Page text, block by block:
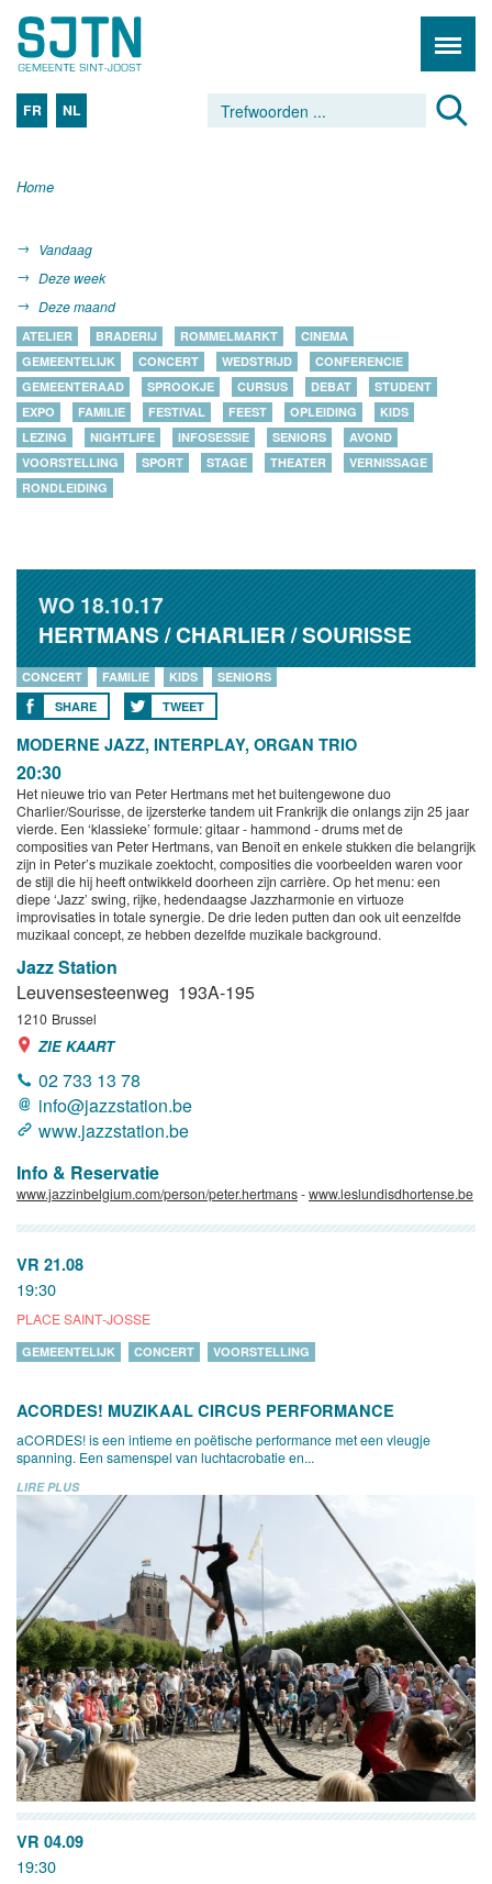
FR NL
Home
Vandaag
Deze week
Deze maand
ATELIER BRADERIJ ROMMELMARKT
CINEMA
GEMEENTELIJK
CONCERT WEDSTRIJD
CONFERENCIE
GEMEENTERAAD
SPROOKJE CURSUS DEBAT
STUDENT
EXPO
FAMILIE FESTIVAL FEEST OPLEIDING
KIDS
LEZING
NIGHTLIFE INFOSESSIE SENIORS
AVOND
VOORSTELLING
SPORT STAGE THEATER
VERNISSAGE
RONDLEIDING
WO18.10.17
HERTMANS / CHARLIER / SOURISSE
CONCERT FAMILIE KIDS
SENIORS
SHARE
TWEET
MODERNE JAZZ, INTERPLAY, ORGAN TRIO
20:30
Het nieuwe trio van Peter Hertmans met het buitengewone duo
Charlier/Sourisse, de ijzersterke tandem uit Frankrijk die onlangs zijn 25 jaar
vierde. Een ‘klassieke’ formule: gitaar - hammond - drums met de
composities van Peter Hertmans, van Benoît en enkele stukken die belangrijk
zijn in Peter’s muzikale zoektocht, composities die voorbeelden waren voor
de stijl die hij heeft ontwikkeld doorheen zijn carrière. Op het menu: een
diepe ‘Jazz’ swing, rijke, hedendaagse Jazzharmonie en virtuoze
improvisaties in totale synergie. De drie leden putten dan ook uit eenzelfde
muzikaal concept, ze hebben dezelfde muzikale background.
Jazz Station
Leuvensesteenweg 193A-195
1210 Brussel
ZIE KAART
02 733 13 78
info@jazzstation.be
www.jazzstation.be
Info & Reservatie
www.jazzinbelgium.com/person/peter.hertmans-www.leslundisdhortense.be
VR 21.08
19:30
PLACE SAINT-JOSSE
GEMEENTELIJK CONCERT VOORSTELLING
ACORDES! MUZIKAAL CIRCUS PERFORMANCE
aCORDES! is een intieme en poëtische performance met een vleugje
spanning. Een samenspel van luchtacrobatie en...
LIRE PLUS
VR 04.09
19:30